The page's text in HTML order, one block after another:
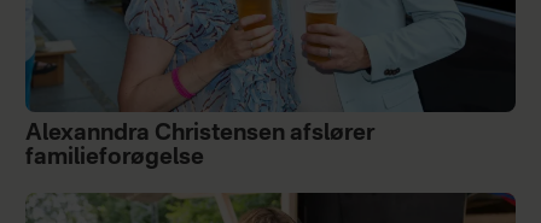
Alexanndra Christensen afslører
familieforøgelse